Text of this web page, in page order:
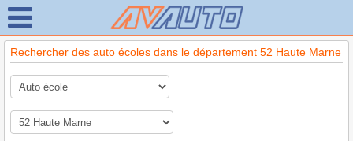
Rechercher des auto écoles dans le département 52 Haute Marne